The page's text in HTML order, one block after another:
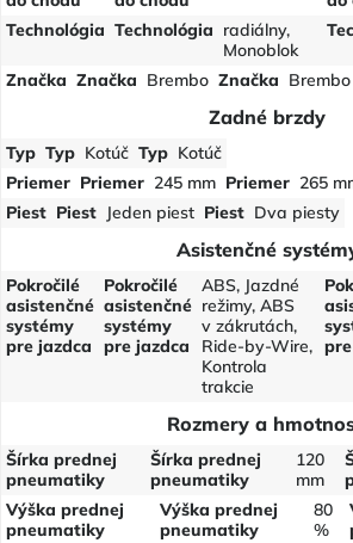
Technológia Technológia radiálny,
Monoblok
Značka Značka Brembo Značka Brembo
Zadné brzdy
Typ Typ Kotúč Typ Kotúč
Priemer Priemer 245 mm Priemer 265
Piest Piest Jeden piest Piest Dva piesty
Asistenčné
Pokročilé
asistenčné
systémy
pre jazdca
Pokročilé
asistenčné
systémy
pre jazdca
ABS, Jazdné
režimy, ABS
v zákrutách,
Ride-by-Wire,
Kontrola
trakcie
Rozmery a
Šírka prednej
pneumatiky
Šírka prednej
pneumatiky
120
mm
Výška prednej
pneumatiky
Výška prednej
pneumatiky
80
%